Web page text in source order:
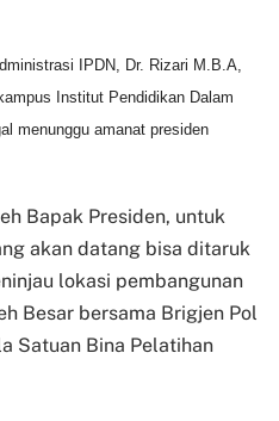
IPDN, Dr. Rizari M.B.A,
Institut Pendidikan Dalam
menunggu amanat presiden
Bapak Presiden, untuk
akan datang bisa ditaruk
lokasi pembangunan
Besar bersama Brigjen Pol
Satuan Bina Pelatihan